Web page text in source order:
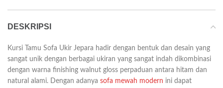
DESKRIPSI
Kursi Tamu Sofa Ukir Jepara hadir dengan bentuk dan desain yang
sangat unik dengan berbagai ukiran yang sangat indah dikombinasi
dengan warna finishing walnut gloss perpaduan antara hitam dan
natural alami. Dengan adanya sofa mewah modern ini dapat